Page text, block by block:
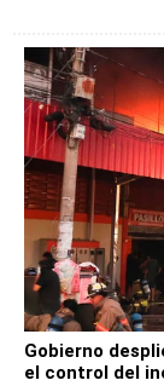
Gobierno
el control del